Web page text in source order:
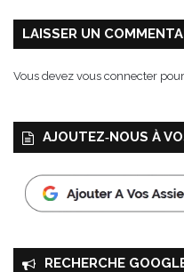
I
LAISSER UN
Vous devez vous connecter
AJOUTEZ‑NOUS À
RECHERCHE